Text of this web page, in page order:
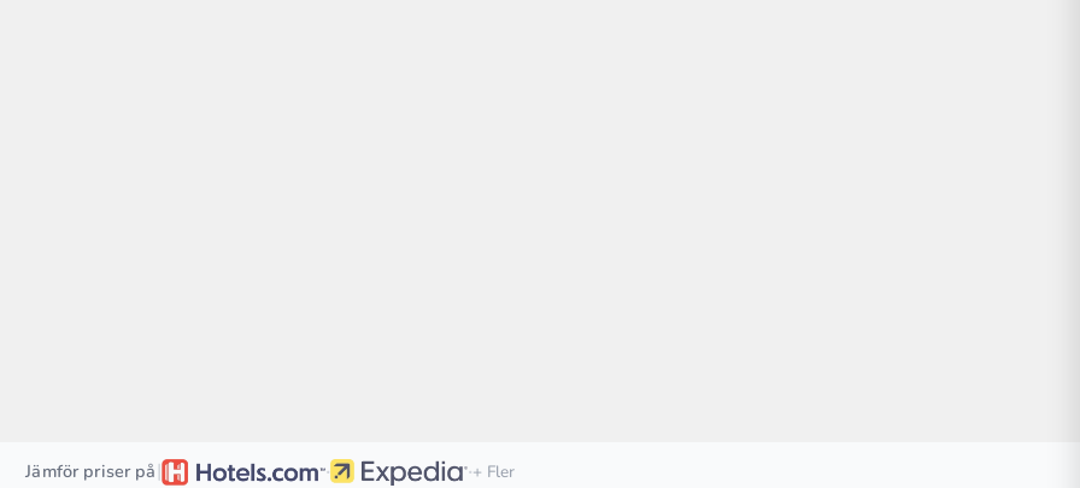
Jämför priser på | · ·+ Fler